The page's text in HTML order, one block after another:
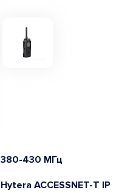
380-430 МГц
Hytera ACCESSNET-T IP